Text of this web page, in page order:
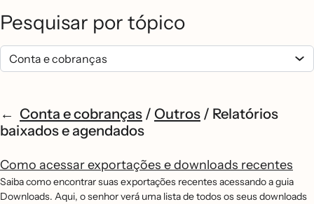
Pesquisar por tópico
Conta e cobranças / Outros / Relatórios
baixados e agendados
Como acessar exportações e downloads recentes
Saiba como encontrar suas exportações recentes acessando a guia
Downloads. Aqui, o senhor verá uma lista de todos os seus downloads